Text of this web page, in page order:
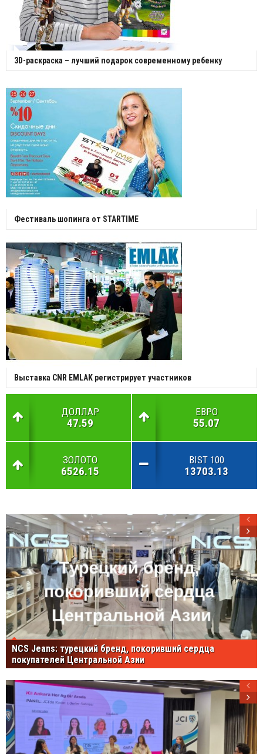
3D-раскраска – лучший подарок современному ребенку
Фестиваль шопинга от STARTIME
Выставка CNR EMLAK регистрирует участников
ДОЛЛАР
47.59
ЕВРО
55.07
ЗОЛОТО
6526.15
BIST 100
13703.13
NCS Jeans: турецкий бренд, покоривший сердца
покупателей Центральной Азии